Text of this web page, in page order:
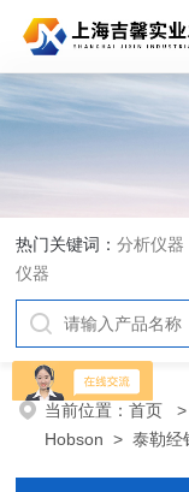
热门关键词：分析仪器
仪器
当前位置：首页 >
Hobson >泰勒经